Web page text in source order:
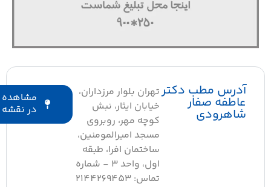
آدرس مطب دکتر
عاطفه صفار
شاهرودی
تهران بلوار مرزداران،
خیابان ایثار، نبش
کوچه مهر، روبروی
مسجد امیرالمومنین،
ساختمان افرا، طبقه
اول، واحد 3 - شماره
تماس: 2144269453
مشاهده
در نقشه